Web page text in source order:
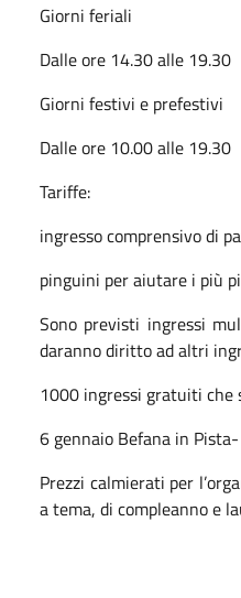
Giorni feriali
Dalle ore 14.30 alle 19.30
Giorni festivi e prefestivi
Dalle ore 10.00 alle 19.30
Tariffe:
ingresso comprensivo di
pinguini per aiutare i più
Sono previsti ingressi
daranno diritto ad altri
1000 ingressi gratuiti
6 gennaio Befana in
Prezzi calmierati per
a tema, di compleanno e